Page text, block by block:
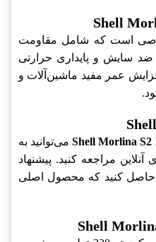
است که شامل مقاومت
ضد سایش و پایداری حرارتی
عمر مفید ماشین‌آلات و
Shell Morlina S2می‌توانید به
مراجعه کنید. پیشنهاد
حاصل کنید که محصول اصلی